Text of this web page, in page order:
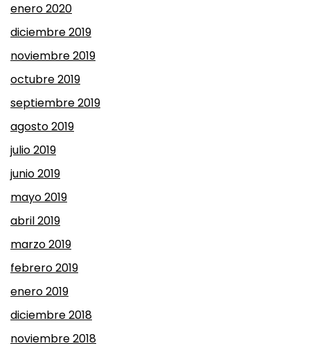
enero 2020
diciembre 2019
noviembre 2019
octubre 2019
septiembre 2019
agosto 2019
julio 2019
junio 2019
mayo 2019
abril 2019
marzo 2019
febrero 2019
enero 2019
diciembre 2018
noviembre 2018